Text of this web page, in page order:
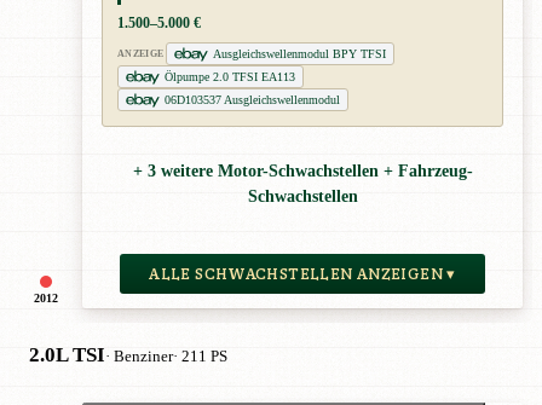
2012
1.500–5.000 €
ANZEIGE
Ausgleichswellenmodul BPY TFSI
Ölpumpe 2.0 TFSI EA113
06D103537 Ausgleichswellenmodul
+ 3 weitere Motor-Schwachstellen + Fahrzeug-
Schwachstellen
ALLE SCHWACHSTELLEN ANZEIGEN ▾
2.0L TSI· Benziner· 211 PS